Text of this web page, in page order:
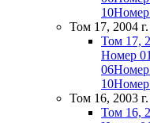
10Номер
Том 17, 2004 г.
Том 17,
Номер 01
06
10Номер
Том 16, 2003 г.
Том 16,